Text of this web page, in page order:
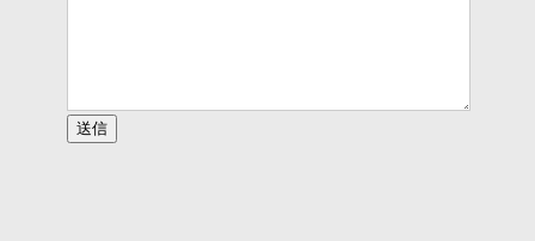
このフィールドは空のままにしてください。